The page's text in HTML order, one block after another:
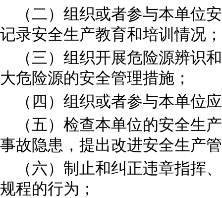
（二）组织或者参与本单位
记录安全生产教育和培训情况；
（三）组织开展危险源辨识
大危险源的安全管理措施；
（四）组织或者参与本单位
（五）检查本单位的安全生
事故隐患，提出改进安全生产
（六）制止和纠正违章指挥
规程的行为；